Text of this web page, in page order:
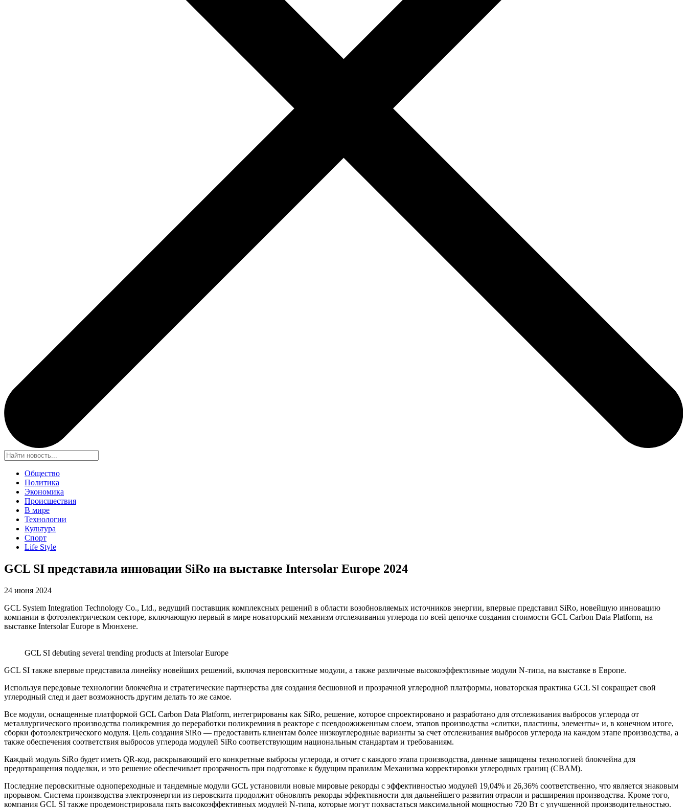
Общество
Политика
Экономика
Происшествия
В мире
Технологии
Культура
Спорт
Life Style
GCL SI представила инновации SiRo на выставке Intersolar Europe 2024
24 июня 2024
GCL System Integration Technology Co., Ltd., ведущий поставщик комплексных решений в области возобновляемых источников энергии, впервые представил SiRo, новейшую инновацию
компании в фотоэлектрическом секторе, включающую первый в мире новаторский механизм отслеживания углерода по всей цепочке создания стоимости GCL Carbon Data Platform, на
выставке Intersolar Europe в Мюнхене.
GCL SI debuting several trending products at Intersolar Europe
GCL SI также впервые представила линейку новейших решений, включая перовскитные модули, а также различные высокоэффективные модули N-типа, на выставке в Европе.
Используя передовые технологии блокчейна и стратегические партнерства для создания бесшовной и прозрачной углеродной платформы, новаторская практика GCL SI сокращает свой
углеродный след и дает возможность другим делать то же самое.
Все модули, оснащенные платформой GCL Carbon Data Platform, интегрированы как SiRo, решение, которое спроектировано и разработано для отслеживания выбросов углерода от
металлургического производства поликремния до переработки поликремния в реакторе с псевдоожиженным слоем, этапов производства «слитки, пластины, элементы» и, в конечном итоге,
сборки фотоэлектрического модуля. Цель создания SiRo — предоставить клиентам более низкоуглеродные варианты за счет отслеживания выбросов углерода на каждом этапе производства, а
также обеспечения соответствия выбросов углерода модулей SiRo соответствующим национальным стандартам и требованиям.
Каждый модуль SiRo будет иметь QR-код, раскрывающий его конкретные выбросы углерода, и отчет с каждого этапа производства, данные защищены технологией блокчейна для
предотвращения подделки, и это решение обеспечивает прозрачность при подготовке к будущим правилам Механизма корректировки углеродных границ (CBAM).
Последние перовскитные однопереходные и тандемные модули GCL установили новые мировые рекорды с эффективностью модулей 19,04% и 26,36% соответственно, что является знаковым
прорывом. Система производства электроэнергии из перовскита продолжит обновлять рекорды эффективности для дальнейшего развития отрасли и расширения производства. Кроме того,
компания GCL SI также продемонстрировала пять высокоэффективных модулей N-типа, которые могут похвастаться максимальной мощностью 720 Вт с улучшенной производительностью.